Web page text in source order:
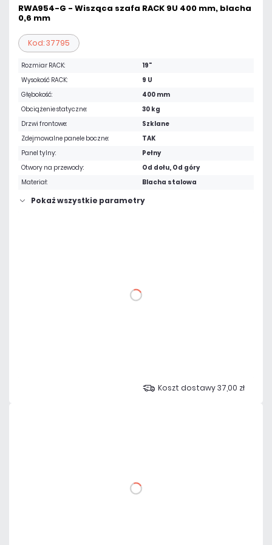
RWA954-G - Wisząca szafa RACK 9U 400 mm, blacha
0,6 mm
Kod: 37795
Rozmiar RACK:
19"
Wysokość RACK:
9 U
Głębokość:
400 mm
Obciążenie statyczne:
30 kg
Drzwi frontowe:
Szklane
Zdejmowalne panele boczne:
TAK
Panel tylny:
Pełny
Otwory na przewody:
Od dołu, Od góry
Materiał:
Blacha stalowa
Pokaż wszystkie parametry
DO KOSZYKA
Koszt dostawy 37,00 zł